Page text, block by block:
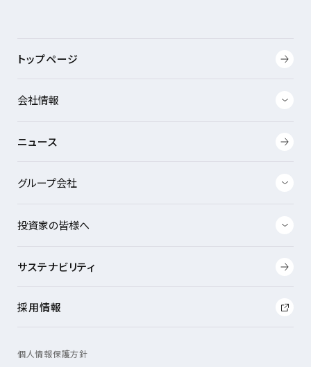
トップページ
会社情報
ニュース
グループ会社
投資家の皆様へ
サステナビリティ
採用情報
個人情報保護方針